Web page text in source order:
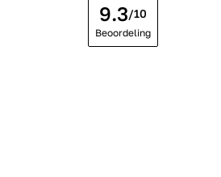
9.3/10
Beoordeling